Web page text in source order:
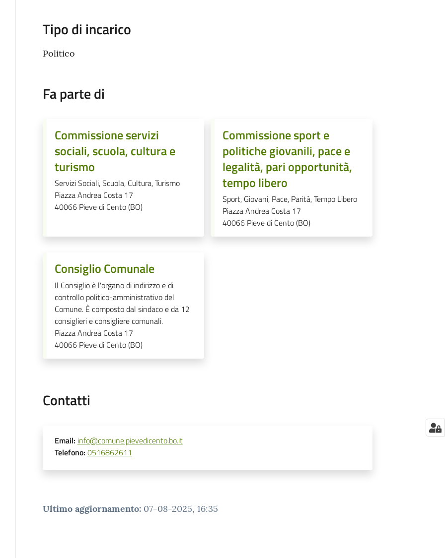
Tipo di incarico
Politico
Fa parte di
Commissione servizi
sociali, scuola, cultura e
turismo
Servizi Sociali, Scuola, Cultura, Turismo
Piazza Andrea Costa 17
40066 Pieve di Cento (BO)
Commissione sport e
politiche giovanili, pace e
legalità, pari opportunità,
tempo libero
Sport, Giovani, Pace, Parità, Tempo Libero
Piazza Andrea Costa 17
40066 Pieve di Cento (BO)
Consiglio Comunale
Il Consiglio è l'organo di indirizzo e di
controllo politico-amministrativo del
Comune. È composto dal sindaco e da 12
consiglieri e consigliere comunali.
Piazza Andrea Costa 17
40066 Pieve di Cento (BO)
Contatti
Email: info@comune.pievedicento.bo.it
Telefono: 0516862611
Ultimo aggiornamento: 07-08-2025, 16:35